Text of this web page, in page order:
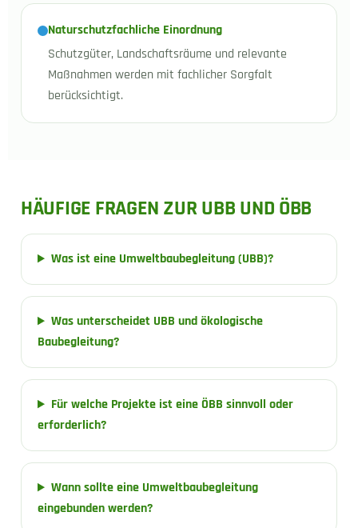
Naturschutzfachliche Einordnung
Schutzgüter, Landschaftsräume und relevante
Maßnahmen werden mit fachlicher Sorgfalt
berücksichtigt.
HÄUFIGE FRAGEN ZUR UBB UND ÖBB
Was ist eine Umweltbaubegleitung (UBB)?
Was unterscheidet UBB und ökologische
Baubegleitung?
Für welche Projekte ist eine ÖBB sinnvoll oder
erforderlich?
Wann sollte eine Umweltbaubegleitung
eingebunden werden?